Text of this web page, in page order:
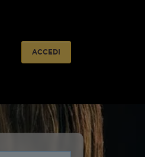
ACCEDI